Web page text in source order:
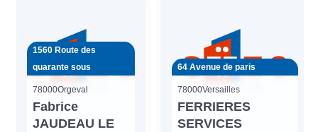
1560 Route des
quarante sous
78000Orgeval
Fabrice
JAUDEAU LE
64 Avenue de paris
78000Versailles
FERRIERES
SERVICES